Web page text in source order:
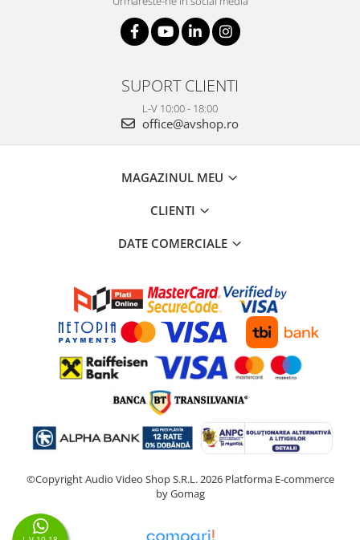
SUPORT CLIENTI
L-V 10:00 - 18:00
office@avshop.ro
MAGAZINUL MEU
CLIENTI
DATE COMERCIALE
©Copyright Audio Video Shop S.R.L. 2026 Platforma E-commerce
by Gomag